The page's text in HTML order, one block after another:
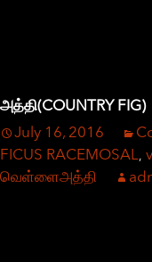
அத்தி(COUNTRY FIG)
July 16, 2016
FICUS RACEMOSAL,
வெள்ளைஅத்தி